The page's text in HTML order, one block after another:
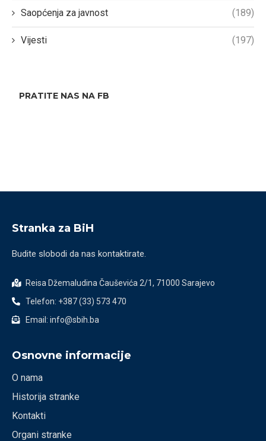
Saopćenja za javnost (189)
Vijesti (197)
PRATITE NAS NA FB
Stranka za BiH
Budite slobodi da nas kontaktirate.
Reisa Džemaludina Čauševića 2/1, 71000 Sarajevo
Telefon: +387 (33) 573 470
Email: info@sbih.ba
Osnovne informacije
O nama
Historija stranke
Kontakti
Organi stranke